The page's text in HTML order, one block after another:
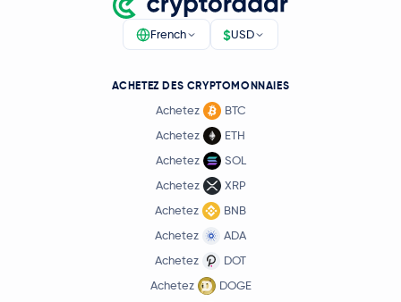
French $USD
ACHETEZ DES CRYPTOMONNAIES
Achetez
BTC
Achetez
ETH
Achetez
SOL
Achetez
XRP
Achetez
BNB
Achetez
ADA
Achetez
DOT
Achetez
DOGE